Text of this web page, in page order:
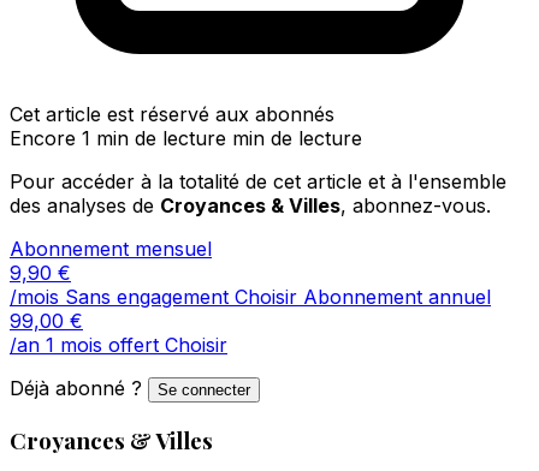
Cet article est réservé aux abonnés
Encore 1 min de lecture min de lecture
Pour accéder à la totalité de cet article et à l'ensemble
des analyses de Croyances & Villes, abonnez-vous.
Abonnement mensuel
9,90 €
/mois Sans engagement Choisir Abonnement annuel
99,00 €
/an 1 mois offert Choisir
Déjà abonné ?
Se connecter
Croyances & Villes